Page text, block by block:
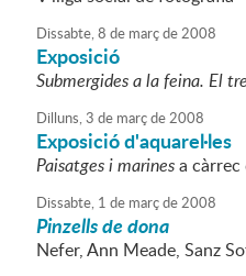
Dissabte,8 de marçde2008
Exposició
Submergides a la feina. El
Dilluns,3 de marçde2008
Exposició d'aquarel·les
Paisatges i marinesa càrrec
Dissabte, 1 de marçde2008
Pinzells de dona
Nefer, Ann Meade, Sanz